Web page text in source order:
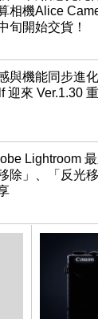
相機Alice
旬開始交貨！
與機能同步進
迎來 Ver.1.30
Lightroom
除」、「反光